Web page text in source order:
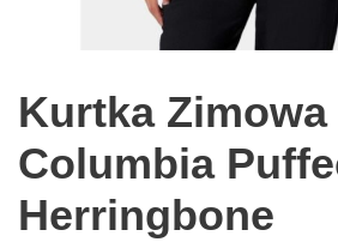
Kurtka Zimowa
Columbia
Herringbone